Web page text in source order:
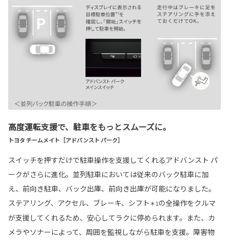
高度運転支援で、駐車をもっとスムーズに。
トヨタ チームメイト［アドバンスト パーク］
スイッチを押すだけで駐車操作を支援してくれるアドバンスト パ
ークがさらに進化。並列駐車においては従来のバック駐車に加
え、前向き駐車、バック出庫、前向き出庫が可能になりました。
ステアリング、アクセル、ブレーキ、シフト ＊1の全操作をクルマ
が支援してくれるため、安心してラクに停められます。また、カ
メラやソナーによって、周囲を監視しながら駐車を支援。障害物